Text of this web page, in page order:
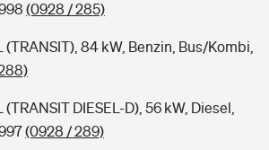
Mehr Sicherheit für deine Kids
(0928 / 285)
(TRANSIT), 84 kW, Benzin, Bus/Kombi,
(TRANSIT DIESEL-D), 56 kW, Diesel,
(0928 / 289)